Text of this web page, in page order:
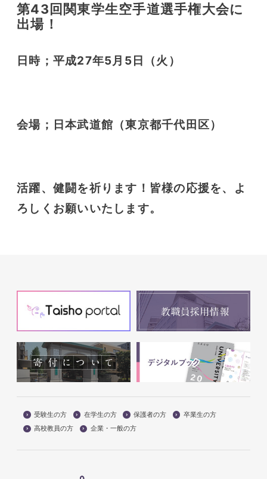
第43回関東学生空手道選手権大会に
出場！
日時；平成27年5月5日（火）
会場；日本武道館（東京都千代田区）
活躍、健闘を祈ります！皆様の応援を、よ
ろしくお願いいたします。
受験生の方 在学生の方 保護者の方
卒業生の方
高校教員の方
企業・一般の方